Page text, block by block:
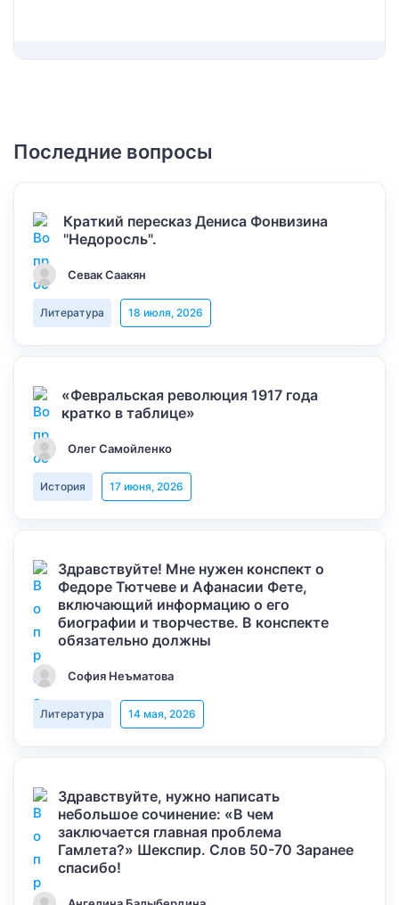
Последние вопросы
Краткий пересказ Дениса Фонвизина
"Недоросль".
Севак Саакян
Литература 18 июля, 2026
«Февральская революция 1917 года
кратко в таблице»
Олег Самойленко
История 17 июня, 2026
Здравствуйте! Мне нужен конспект о
Федоре Тютчеве и Афанасии Фете,
включающий информацию о его
биографии и творчестве. В конспекте
обязательно должны
София Неъматова
Литература 14 мая, 2026
Здравствуйте, нужно написать
небольшое сочинение: «В чем
заключается главная проблема
Гамлета?» Шекспир. Слов 50-70 Заранее
спасибо!